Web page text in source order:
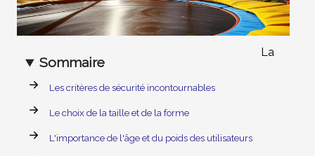
Sommaire
Les critères de sécurité incontournables
Le choix de la taille et de la forme
L'importance de l'âge et du poids des utilisateurs
La